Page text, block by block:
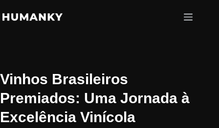
al
Vinhos Brasileiros
Premiados: Uma Jornada à
Excelência Vinícola